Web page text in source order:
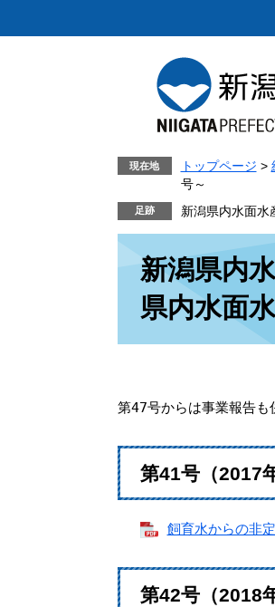
現在地 トップページ >
号～
新潟県内水面
新潟県内
県内水面
第47号からは事業報告も
第41号（2017
飼育水からの非
第42号（2018